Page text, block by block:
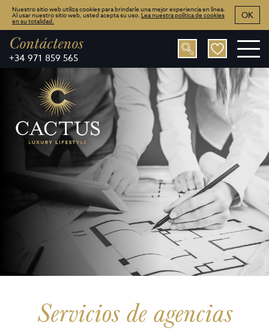
Contáctenos
+34 971 859 565
Servicios de agencias
Nuestro sitio web utiliza cookies para brindarle una mejor experiencia en línea.
Al usar nuestro sitio web, usted acepta su uso. Lea nuestra política de cookies
en su totalidad.
OK